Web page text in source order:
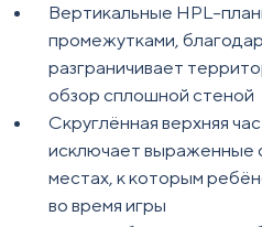
Вертикальные HPL-
промежутками,
разграничивает
обзор сплошной стеной
Скруглённая верхняя
исключает выраженные
местах, к которым
во время игры